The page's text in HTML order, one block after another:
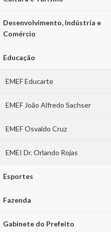
Desenvolvimento, Indústria e
Comércio
Educação
EMEF Educarte
EMEF João Alfredo Sachser
EMEF Osvaldo Cruz
EMEI Dr. Orlando Rojas
Esportes
Fazenda
Gabinete do Prefeito